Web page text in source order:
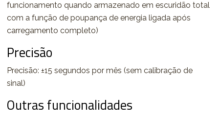
funcionamento quando armazenado em escuridão total
com a função de poupança de energia ligada após
carregamento completo)
Precisão
Precisão: ±15 segundos por mês (sem calibração de
sinal)
Outras funcionalidades